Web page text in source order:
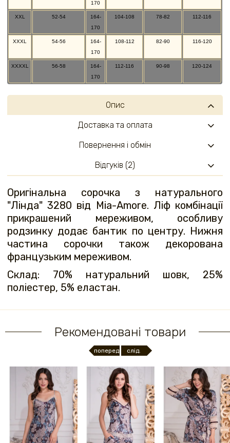
170
XXL 52-54
164-
170
104-108 78-82 112-116
XXXL 54-56
164-
170
108-112 82-90 116-120
XXXXL 56-58
164-
170
112-116 90-98 120-124
Опис
Оригінальна сорочка з натурального
"Лінда" 3280 від Mia-Amore. Ліф комбінації
прикрашений мереживом, особливу
родзинку додає бантик по центру. Нижня
частина сорочки також декорована
французьким мереживом.
Склад: 70% натуральний шовк, 25%
поліестер, 5% еластан.
Доставка та оплата
Повернення і обмін
Відгуків (2)
Рекомендовані товари
поперед. слід.